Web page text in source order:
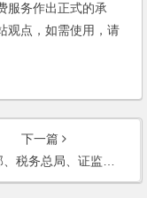
服务作出正式的承
观点，如需使用，请
下一篇
会关于创新企业境内发行存托凭证试点阶段有关税收政策的公告